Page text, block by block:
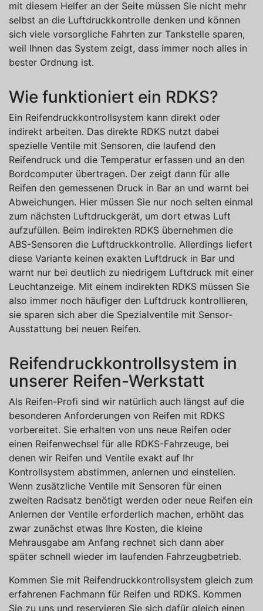
mit diesem Helfer an der Seite müssen Sie nicht mehr
selbst an die Luftdruckkontrolle denken und können
sich viele vorsorgliche Fahrten zur Tankstelle sparen,
weil Ihnen das System zeigt, dass immer noch alles in
bester Ordnung ist.
Wie funktioniert ein RDKS?
Ein Reifendruckkontrollsystem kann direkt oder
indirekt arbeiten. Das direkte RDKS nutzt dabei
spezielle Ventile mit Sensoren, die laufend den
Reifendruck und die Temperatur erfassen und an den
Bordcomputer übertragen. Der zeigt dann für alle
Reifen den gemessenen Druck in Bar an und warnt bei
Abweichungen. Hier müssen Sie nur noch selten einmal
zum nächsten Luftdruckgerät, um dort etwas Luft
aufzufüllen. Beim indirekten RDKS übernehmen die
ABS-Sensoren die Luftdruckkontrolle. Allerdings liefert
diese Variante keinen exakten Luftdruck in Bar und
warnt nur bei deutlich zu niedrigem Luftdruck mit einer
Leuchtanzeige. Mit einem indirekten RDKS müssen Sie
also immer noch häufiger den Luftdruck kontrollieren,
sie sparen sich aber die Spezialventile mit Sensor-
Ausstattung bei neuen Reifen.
Reifendruckkontrollsystem in
unserer Reifen-Werkstatt
Als Reifen-Profi sind wir natürlich auch längst auf die
besonderen Anforderungen von Reifen mit RDKS
vorbereitet. Sie erhalten von uns neue Reifen oder
einen Reifenwechsel für alle RDKS-Fahrzeuge, bei
denen wir Reifen und Ventile exakt auf Ihr
Kontrollsystem abstimmen, anlernen und einstellen.
Wenn zusätzliche Ventile mit Sensoren für einen
zweiten Radsatz benötigt werden oder neue Reifen ein
Anlernen der Ventile erforderlich machen, erhöht das
zwar zunächst etwas Ihre Kosten, die kleine
Mehrausgabe am Anfang rechnet sich dann aber
später schnell wieder im laufenden Fahrzeugbetrieb.
Kommen Sie mit Reifendruckkontrollsystem gleich zum
erfahrenen Fachmann für Reifen und RDKS. Kommen
Sie zu uns und reservieren Sie sich dafür gleich einen